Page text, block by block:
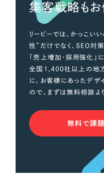
集客戦略もお
リーピーでは、かっこい
性”だけでなく、SEO対
「売上増加・採用強化」
全国1,400社以上の地
に、お客様にあったデザ
ので、まずは無料相談よ
無料で課